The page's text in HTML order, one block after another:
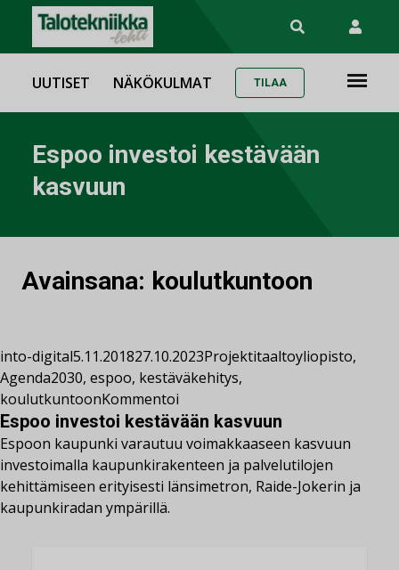
UUTISET NÄKÖKULMAT TILAA
Espoo investoi kestävään
kasvuun
Avainsana: koulutkuntoon
into-digital5.11.201827.10.2023Projektitaaltoyliopisto,
Agenda2030, espoo, kestäväkehitys,
koulutkuntoonKommentoi
Espoo investoi kestävään kasvuun
Espoon kaupunki varautuu voimakkaaseen kasvuun
investoimalla kaupunkirakenteen ja palvelutilojen
kehittämiseen erityisesti länsimetron, Raide-Jokerin ja
kaupunkiradan ympärillä.